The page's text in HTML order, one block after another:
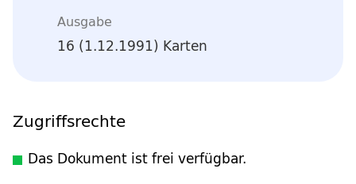
Ausgabe
16 (1.12.1991) Karten
Zugriffsrechte
Das Dokument ist frei verfügbar.